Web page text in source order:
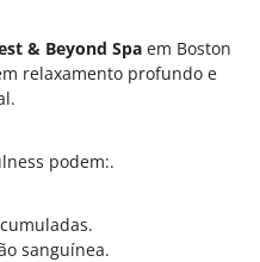
& Beyond Spa em Boston
relaxamento profundo e
podem:.
sanguínea.